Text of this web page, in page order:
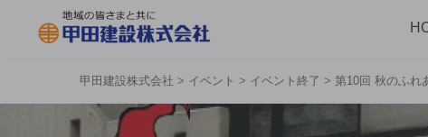
甲田建設株式会社 > イベント > イベント終了 > 第10回 秋のふれ